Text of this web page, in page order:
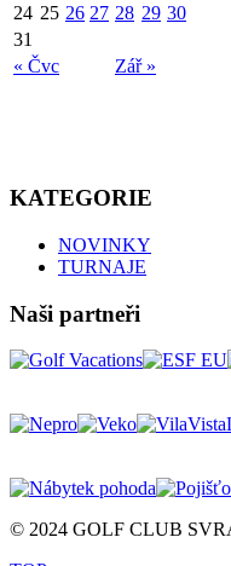
« Čvc Zář »
24 25 26 27 28 29 30
31
KATEGORIE
NOVINKY
TURNAJE
Naši partneři
© 2024 GOLF CLUB